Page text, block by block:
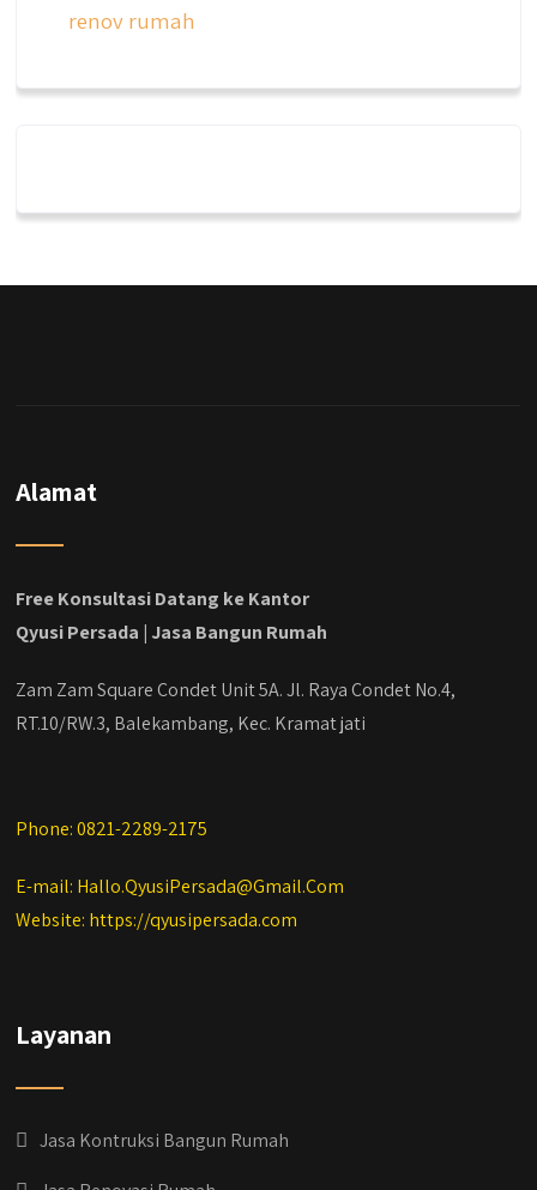
renov rumah
Alamat
Free Konsultasi Datang ke Kantor
Qyusi Persada | Jasa Bangun Rumah
Zam Zam Square Condet Unit 5A. Jl. Raya Condet No.4,
RT.10/RW.3, Balekambang, Kec. Kramat jati
Phone: 0821-2289-2175
E-mail: Hallo.QyusiPersada@Gmail.Com
Website: https://qyusipersada.com
Layanan
Jasa Kontruksi Bangun Rumah